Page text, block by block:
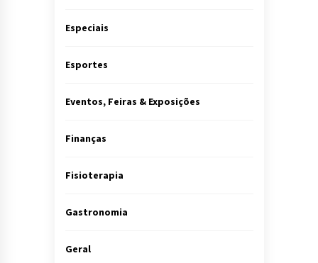
Especiais
Esportes
Eventos, Feiras & Exposições
Finanças
Fisioterapia
Gastronomia
Geral